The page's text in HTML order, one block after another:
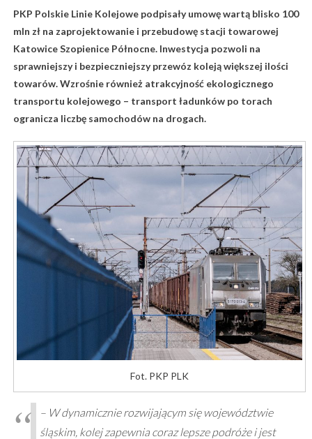
PKP Polskie Linie Kolejowe podpisały umowę wartą blisko 100
mln zł na zaprojektowanie i przebudowę stacji towarowej
Katowice Szopienice Północne. Inwestycja pozwoli na
sprawniejszy i bezpieczniejszy przewóz koleją większej ilości
towarów. Wzrośnie również atrakcyjność ekologicznego
transportu kolejowego – transport ładunków po torach
ogranicza liczbę samochodów na drogach.
Fot. PKP PLK
– W dynamicznie rozwijającym się województwie
śląskim, kolej zapewnia coraz lepsze podróże i jest